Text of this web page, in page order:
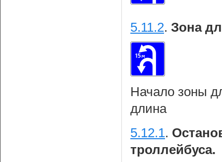
5.11.2. Зона
Начало зоны
длина
5.12.1.
троллейбуса.